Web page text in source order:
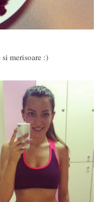
merisoare :)